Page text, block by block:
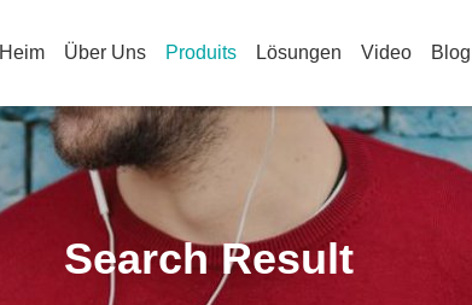
Heim Über Uns Produits Lösungen Video Blog
Search Result